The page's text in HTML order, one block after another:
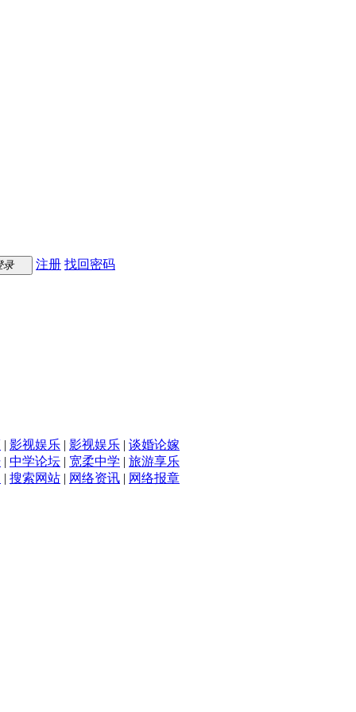
录 注册 找回密码
| 影视娱乐 | 影视娱乐 | 谈婚论嫁
| 中学论坛 | 宽柔中学 | 旅游享乐
| 搜索网站 | 网络资讯 | 网络报章